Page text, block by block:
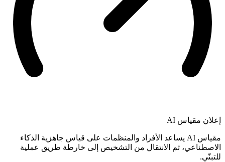
إعلان مقياس AI
مقياس AI يساعد الأفراد والمنظمات على قياس جاهزية الذكاء
الاصطناعي، ثم الانتقال من التشخيص إلى خارطة طريق عملية
للتبنّي.